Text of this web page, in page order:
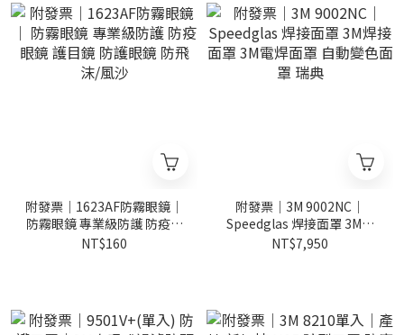
附發票｜1623AF防霧眼鏡｜
防霧眼鏡 專業級防護 防疫眼
鏡 護目鏡 防護眼鏡 防飛沫/
NT$160
附發票｜3M 9002NC｜
Speedglas 焊接面罩 3M焊
接面罩 3M電焊面罩 自動變
NT$7,950